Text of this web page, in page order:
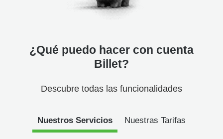
¿Qué puedo hacer con cuenta
Billet?
Descubre todas las funcionalidades
Nuestros Servicios Nuestras Tarifas